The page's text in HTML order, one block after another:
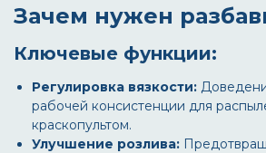
Зачем нужен
Ключевые функции:
Регулировка вязкости:
рабочей консистенции для
краскопультом.
Улучшение розлива: